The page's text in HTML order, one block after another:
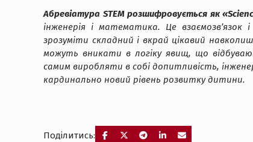
Абревіатура STEM розшифровується як
інженерія і математика. Це
зрозуміти складний і вкрай цікавий
можуть вникати в логіку явищ, що
самим виробляти в собі допитливість,
кардинально новий рівень розвитку дитини.
Поділитись: